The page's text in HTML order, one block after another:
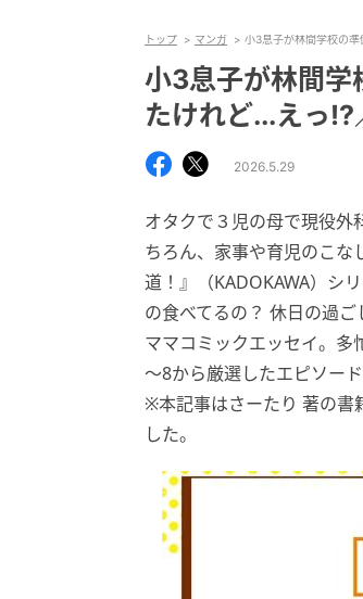
トップ マンガ 小3息子が林間学校の
小3息子が林間学
たけれど...えっ
2026.5.29
オタクで３児の母で現役外
ちろん、家事や育児のこな
道！』（KADOKAWA）シ
の食べてるの？ 休日の過
ママコミックエッセイ。多
～8から厳選したエピソード
※本記事はさーたり 著の書
した。